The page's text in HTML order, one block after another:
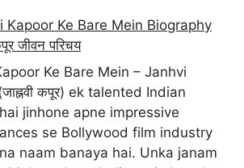
Kapoor Ke Bare Mein Biography
जीवन परिचय
Ke Bare Mein – Janhvi
कपूर) ek talented Indian
jinhone apne impressive
se Bollywood film industry
naam banaya hai. Unka janam